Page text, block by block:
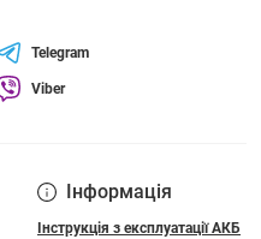
Інформація
Інструкція з експлуатації АКБ
Telegram
Viber